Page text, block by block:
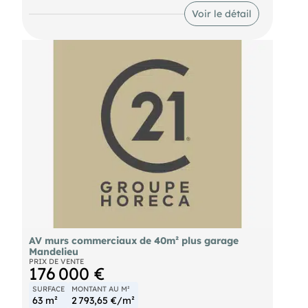
trés commercial de Cagnes sur Mer. Capacité
d'accueil : ⁠ ⁠Superficie: 510 m ⁠ ⁠Niveaux : 2
Hors métiers de bouche. Belle antériorité. Bonne
normes HACCP ⁠ ⁠État géneral: Trés bon état ⁠
⁠Gestion Cabinet Données financières : ⁠ ⁠Bail
commercia⁠ ⁠Loyer : 42.000  ht hc / an ⁠ ⁠Charges
: Néant (tout individuel). ⁠ ⁠Taxe foncière : 6.000  /
an (Provisions de 500  / mois). ⁠ ⁠Foncier: A charge
du locataire ⁠ ⁠Clause particulière: Droit de
préemption du bailleur. ⁠ ⁠Dépôt de garantie 5 mois
ྯ.000 ). Atout majeur ⁠ ⁠Trés bon emplacement ⁠
⁠Grande superperficie totalement utilisable ⁠ ⁠Grosse
visibilité. Secteur commercial de qualité ⁠ ⁠Excellent
locataire ⁠ ⁠Idéal pour un investissement
patrimonial Prix de vente : 685.000  FAI Contact :
Yvan Pour tous renseignements complémentaires
Voir le détail
AV murs commerciaux de 40m² plus garage
Mandelieu
PRIX DE VENTE
176 000 €
SURFACE
63 m²
MONTANT AU M²
2 793,65 €/m²